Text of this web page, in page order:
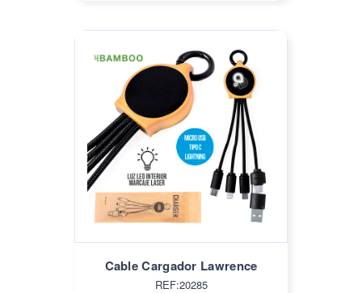
Cable Cargador Lawrence
REF:20285